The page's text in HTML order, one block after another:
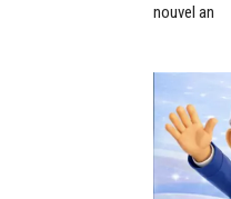
nouvel an